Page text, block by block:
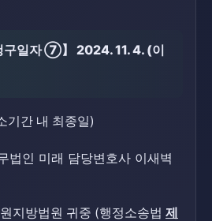
구일자 ⑦】 2024. 11. 4. (이
기간 내 최종일)
법인 미래 담당변호사 이새벽
지방법원 귀중 (행정소송법 제